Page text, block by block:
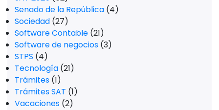
Senado de la República (4)
Sociedad (27)
Software Contable (21)
Software de negocios (3)
STPS (4)
Tecnología (21)
Trámites (1)
Trámites SAT (1)
Vacaciones (2)